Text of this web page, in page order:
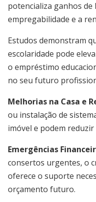
potencializa ganhos
empregabilidade e a
Estudos demonstram
escolaridade pode
o empréstimo
no seu futuro
Melhorias na Casa e
ou instalação de
imóvel e podem reduzir
Emergências
consertos urgentes, o
oferece o suporte
orçamento futuro.